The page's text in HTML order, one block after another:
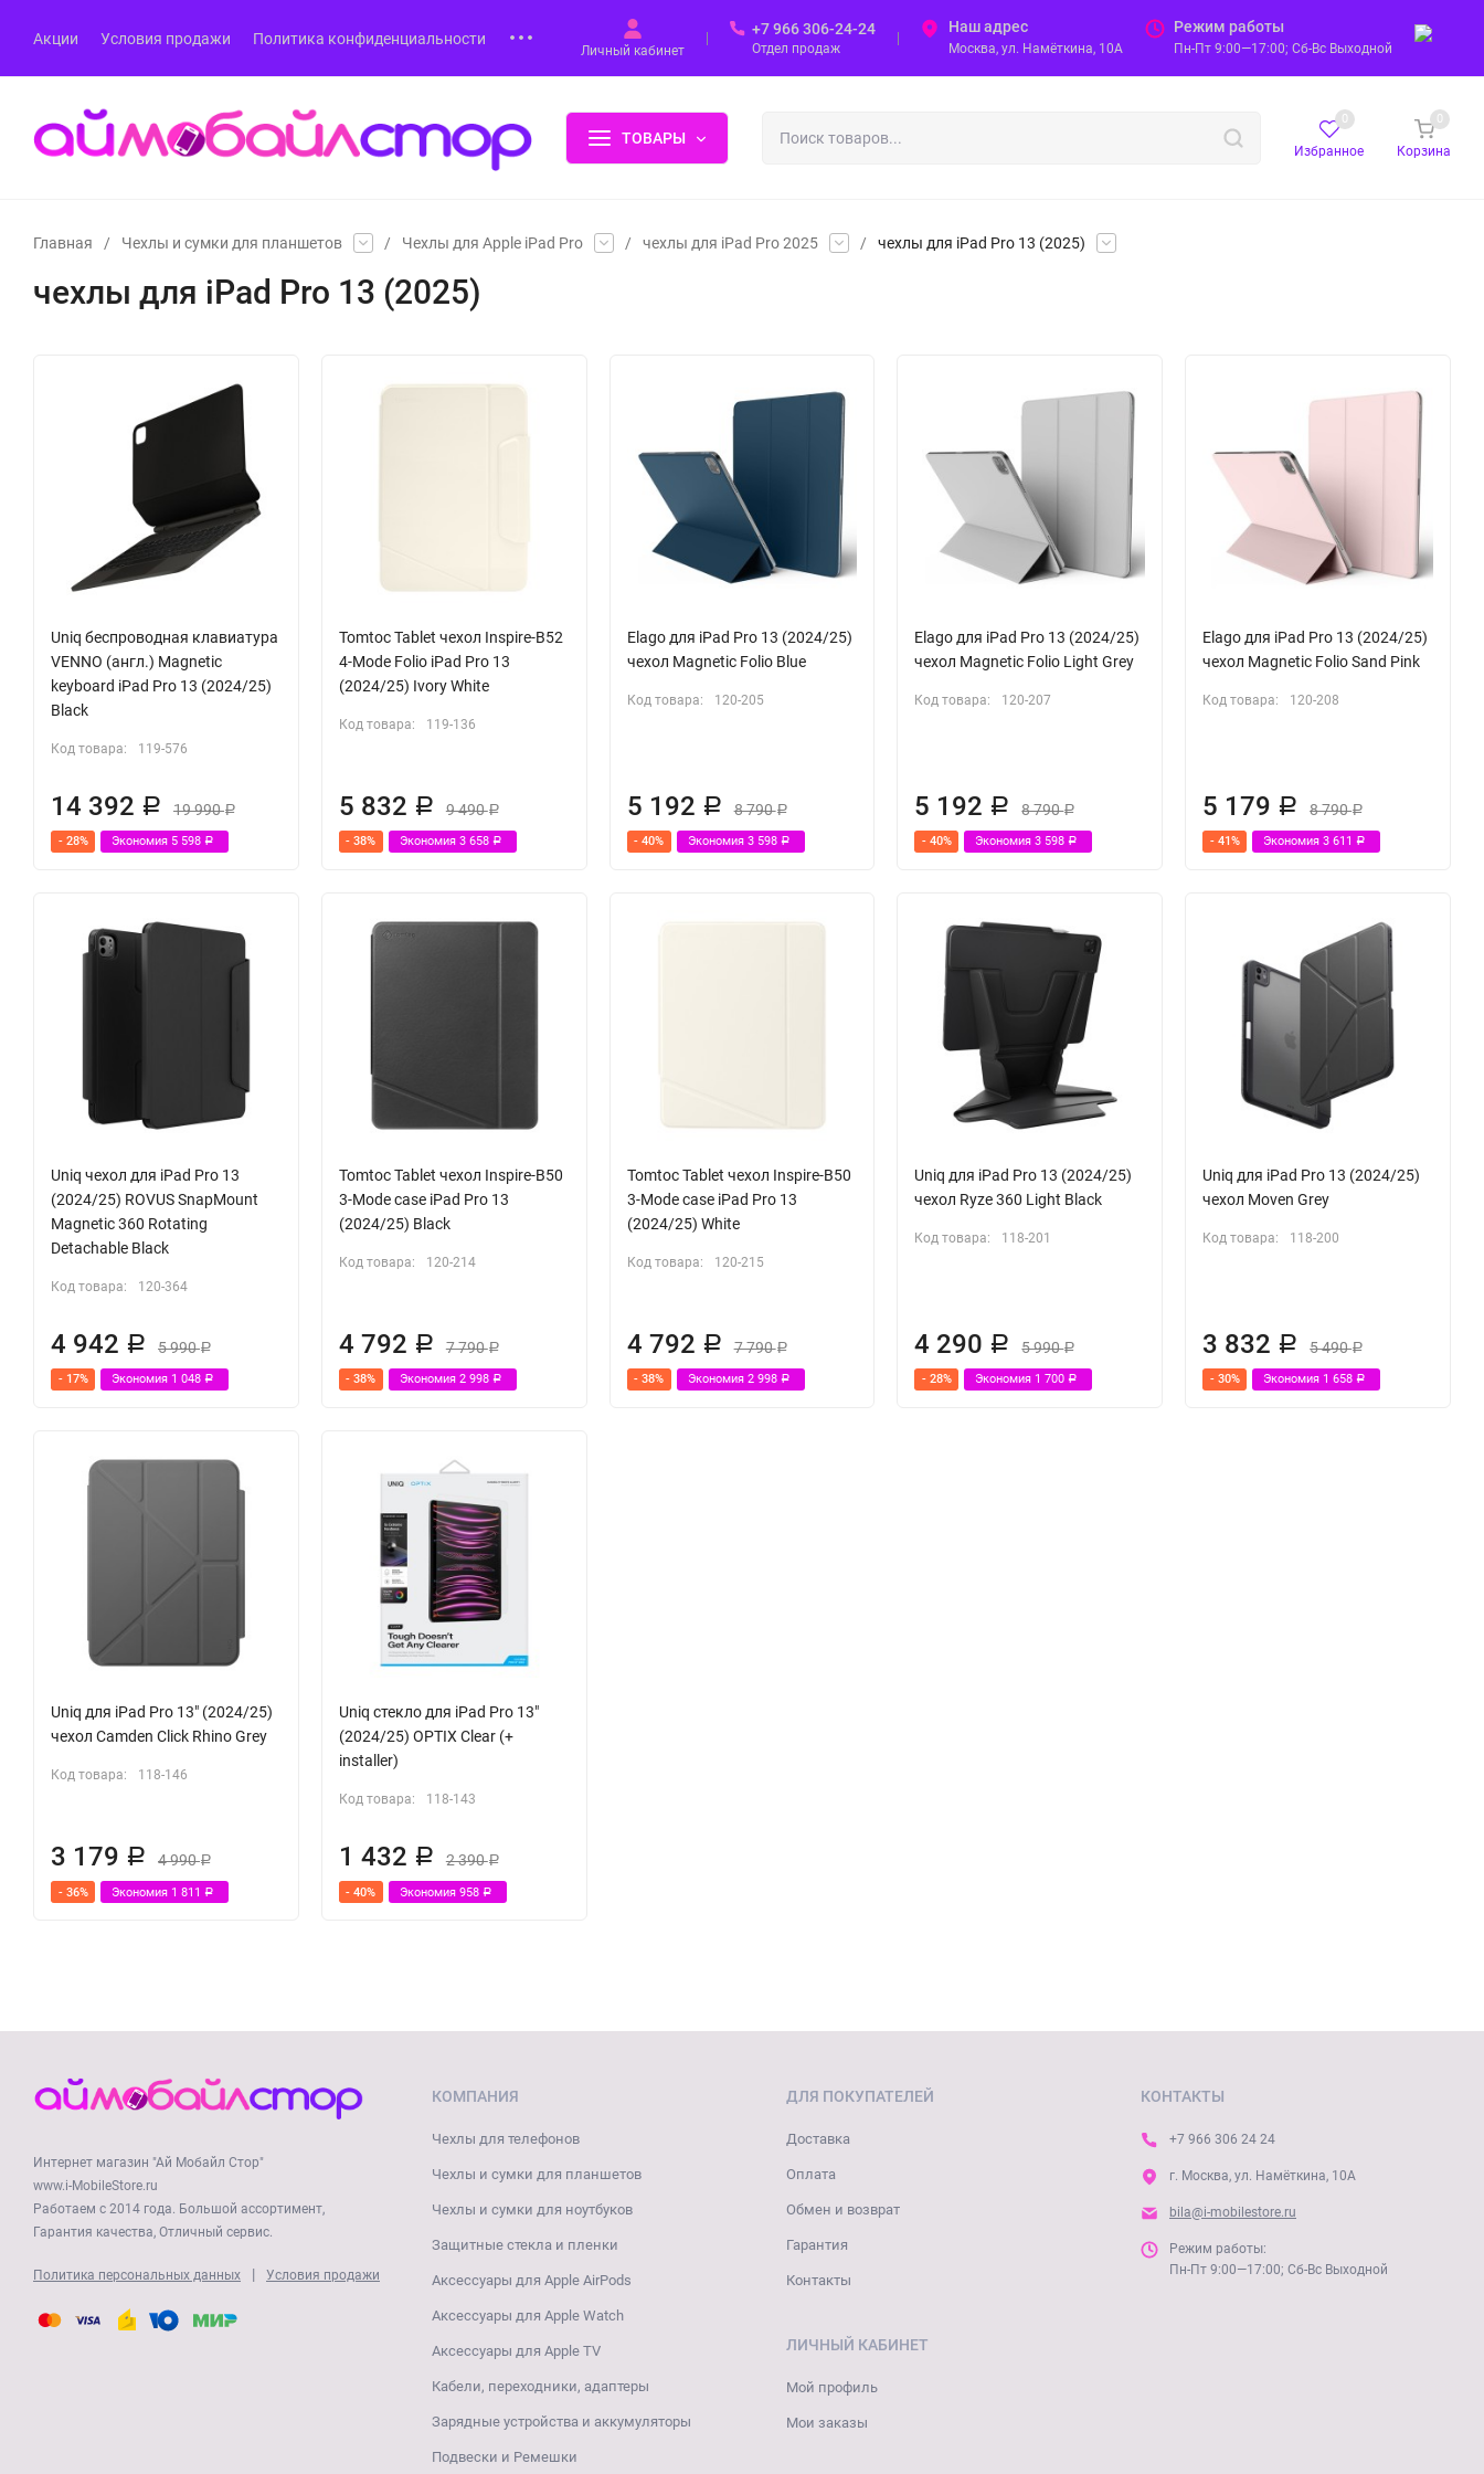
Акции Условия продажи Политика конфиденциальности
Личный кабинет
+7 966 306-24-24
Отдел продаж
Наш адрес
Москва, ул. Намёткина, 10А
Режим работы
Пн-Пт 9:00—17:00; Сб-Вс Выходной
ТОВАРЫ
Избранное
0
Корзина
0
Главная / Чехлы и сумки для планшетов / Чехлы для Apple iPad Pro / чехлы для iPad Pro 2025 / чехлы для iPad Pro 13 (2025)
чехлы для iPad Pro 13 (2025)
Uniq беспроводная клавиатура
VENNO (англ.) Magnetic
keyboard iPad Pro 13 (2024/25)
Black
Код товара: 119-576
14 392 Р 19 990Р
- 28% Экономия 5 598 Р
Tomtoc Tablet чехол Inspire-B52
4-Mode Folio iPad Pro 13
(2024/25) Ivory White
Код товара: 119-136
5 832 Р 9 490Р
- 38% Экономия 3 658 Р
Elago для iPad Pro 13 (2024/25)
чехол Magnetic Folio Blue
Код товара: 120-205
5 192 Р 8 790Р
- 40% Экономия 3 598 Р
Elago для iPad Pro 13 (2024/25)
чехол Magnetic Folio Light Grey
Код товара: 120-207
5 192 Р 8 790Р
- 40% Экономия3 598Р
Elago для iPad Pro 13 (2024/25)
чехол Magnetic Folio Sand Pink
Код товара: 120-208
5 179 Р 8 790Р
- 41% Экономия3 611Р
Uniq чехол для iPad Pro 13
(2024/25) ROVUS SnapMount
Magnetic 360 Rotating
Detachable Black
Код товара: 120-364
4 942 Р 5 990Р
- 17% Экономия 1 048 Р
Tomtoc Tablet чехол Inspire-B50
3-Mode case iPad Pro 13
(2024/25) Black
Код товара: 120-214
4 792 Р 7 790Р
- 38% Экономия 2 998 Р
Tomtoc Tablet чехол Inspire-B50
3-Mode case iPad Pro 13
(2024/25) White
Код товара: 120-215
4 792 Р 7 790Р
- 38% Экономия 2 998 Р
Uniq для iPad Pro 13 (2024/25)
чехол Ryze 360 Light Black
Код товара: 118-201
4 290 Р 5 990Р
- 28% Экономия 1 700Р
Uniq для iPad Pro 13 (2024/25)
чехол Moven Grey
Код товара: 118-200
3 832 Р 5 490Р
- 30% Экономия 1 658Р
Uniq для iPad Pro 13" (2024/25)
чехол Camden Click Rhino Grey
Код товара: 118-146
3 179 Р 4 990Р
- 36% Экономия 1 811 Р
Uniq стекло для iPad Pro 13"
(2024/25) OPTIX Clear (+
installer)
Код товара: 118-143
1 432 Р 2 390Р
- 40% Экономия 958 Р
Интернет магазин "Ай Мобайл Стор"
www.i-MobileStore.ru
Работаем с 2014 года. Большой ассортимент,
Гарантия качества, Отличный сервис.
Политика персональных данных | Условия продажи
КОМПАНИЯ
Чехлы для телефонов
Чехлы и сумки для планшетов
Чехлы и сумки для ноутбуков
Защитные стекла и пленки
Аксессуары для Apple AirPods
Аксессуары для Apple Watch
Аксессуары для Apple TV
Кабели, переходники, адаптеры
Зарядные устройства и аккумуляторы
Подвески и Ремешки
ДЛЯ ПОКУПАТЕЛЕЙ
Доставка
Оплата
Обмен и возврат
Гарантия
Контакты
ЛИЧНЫЙ КАБИНЕТ
Мой профиль
Мои заказы
КОНТАКТЫ
+7 966 306 24 24
г. Москва, ул. Намёткина, 10А
bila@i-mobilestore.ru
Режим работы:
Пн-Пт 9:00—17:00; Сб-Вс Выходной